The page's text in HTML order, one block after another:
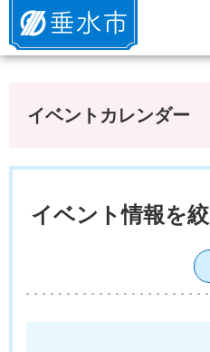
垂水市
イベントカレンダー
イベント情報を